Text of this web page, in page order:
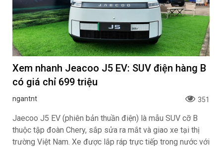
Xem nhanh Jeacoo J5 EV: SUV điện hàng B
có giá chỉ 699 triệu
ngantnt 351
Jaecoo J5 EV (phiên bản thuần điện) là mẫu SUV cỡ B
thuộc tập đoàn Chery, sắp sửa ra mắt và giao xe tại thị
trường Việt Nam. Xe được lắp ráp trực tiếp trong nước với